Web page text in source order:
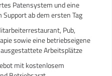
Patensystem und eine
ab dem ersten Tag
Pub,
sowie eine betriebseigene
Arbeitsplätze
mit kostenlosem